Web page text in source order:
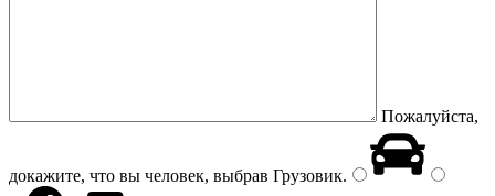
Пожалуйста,
докажите, что вы человек, выбрав Грузовик.